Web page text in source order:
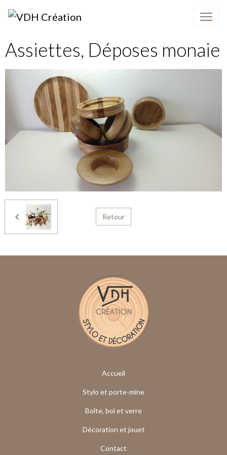
Assiettes, Déposes monaie
Retour
Accueil
Stylo et porte-mine
Boîte, bol et verre
Décoration et jouet
Contact